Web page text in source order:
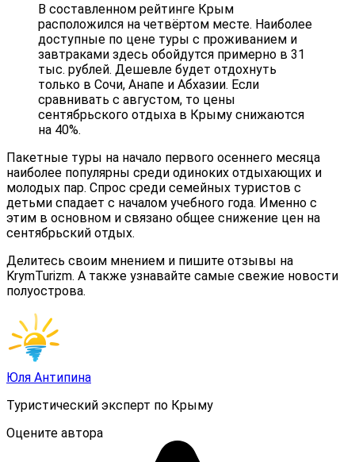
В составленном рейтинге Крым
расположился на четвёртом месте. Наиболее
доступные по цене туры с проживанием и
завтраками здесь обойдутся примерно в 31
тыс. рублей. Дешевле будет отдохнуть
только в Сочи, Анапе и Абхазии. Если
сравнивать с августом, то цены
сентябрьского отдыха в Крыму снижаются
на 40%.
Пакетные туры на начало первого осеннего месяца
наиболее популярны среди одиноких отдыхающих и
молодых пар. Спрос среди семейных туристов с
детьми спадает с началом учебного года. Именно с
этим в основном и связано общее снижение цен на
сентябрьский отдых.
Делитесь своим мнением и пишите отзывы на
KrymTurizm. А также узнавайте самые свежие новости
полуострова.
Юля Антипина
Туристический эксперт по Крыму
Оцените автора